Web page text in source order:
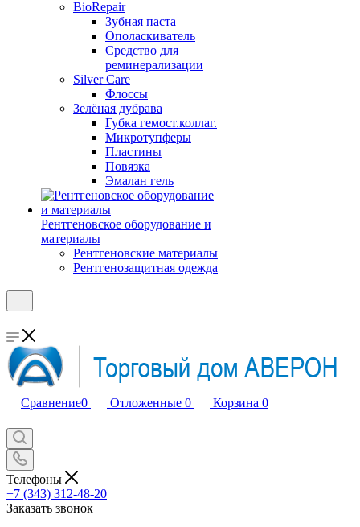
BioRepair
Зубная паста
Ополаскиватель
Средство для
реминерализации
Silver Care
Флоссы
Зелёная дубрава
Губка гемост.коллаг.
Микротупферы
Пластины
Повязка
Эмалан гель
Рентгеновское оборудование и
материалы
Рентгеновские материалы
Рентгенозащитная одежда
Сравнение0 Отложенные 0 Корзина 0
Телефоны
+7 (343) 312-48-20
Заказать звонок